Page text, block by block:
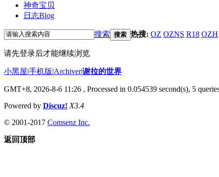
神奇宝贝
日志Blog
搜索 搜索 热搜: OZ OZNS R18 OZH
请先登录后才能继续浏览
小黑屋|手机版|Archiver|谢拉的世界
GMT+8, 2026-8-6 11:26 , Processed in 0.054539 second(s), 5
Powered by Discuz! X3.4
© 2001-2017 Comsenz Inc.
返回顶部